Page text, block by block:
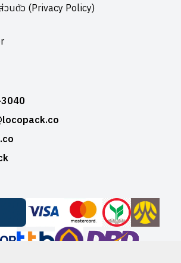
าเทคนิคโฮโลกราฟีมาใช้กับการออกแบบ
น์สำหรับยุคสมัยใหม่อย่างแท้จริง นอกจากเสริม
ค้า การใช้โฮโลกราฟีกับวัสดุชนิดใดๆก็ตาม
ดาษ หรือพลาสติกธรรมดาๆ ให้มีลูกเล่นทั้งแสงและ
อความทันสมัยลองดูไอคอนของอินสตราแกรมรุ่น
วยเทคนิคไล่สี สามารถทำให้ผู้พบเห็นสัมผัสได้
อยากให้สินค้าของตัวเองดูดี ทันสมัย ขึ้นมากับเขา
วนตัว (Privacy Policy)